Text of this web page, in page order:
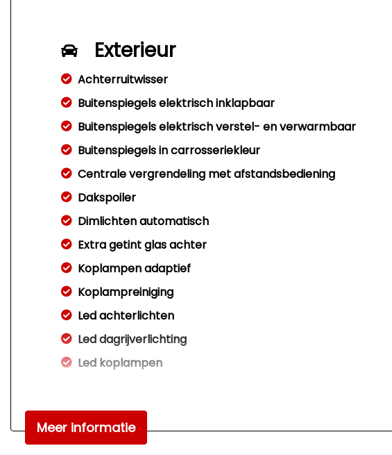
Exterieur
Achterruitwisser
Buitenspiegels elektrisch inklapbaar
Buitenspiegels elektrisch verstel- en verwarmbaar
Buitenspiegels in carrosseriekleur
Centrale vergrendeling met afstandsbediening
Dakspoiler
Dimlichten automatisch
Extra getint glas achter
Koplampen adaptief
Koplampreiniging
Led achterlichten
Led dagrijverlichting
Led koplampen
Lichtmetalen velgen 17"
Mistlampen voor adaptief
Meer informatie